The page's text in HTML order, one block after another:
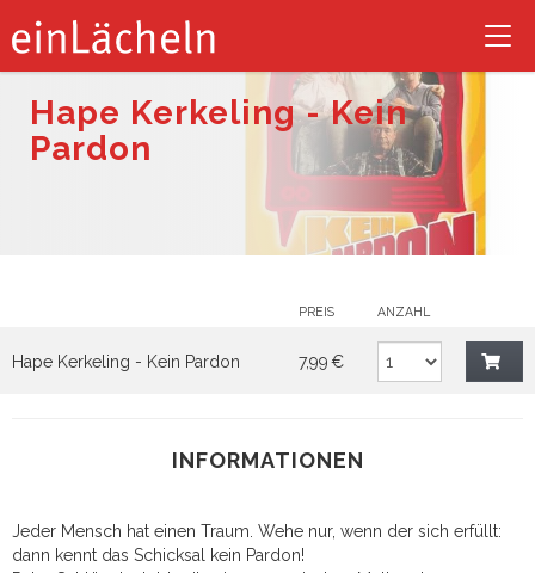
Hape Kerkeling - Kein
Pardon
PREIS ANZAHL
Hape Kerkeling - Kein Pardon 7,99 €
INFORMATIONEN
Jeder Mensch hat einen Traum. Wehe nur, wenn der sich erfüllt:
dann kennt das Schicksal kein Pardon!